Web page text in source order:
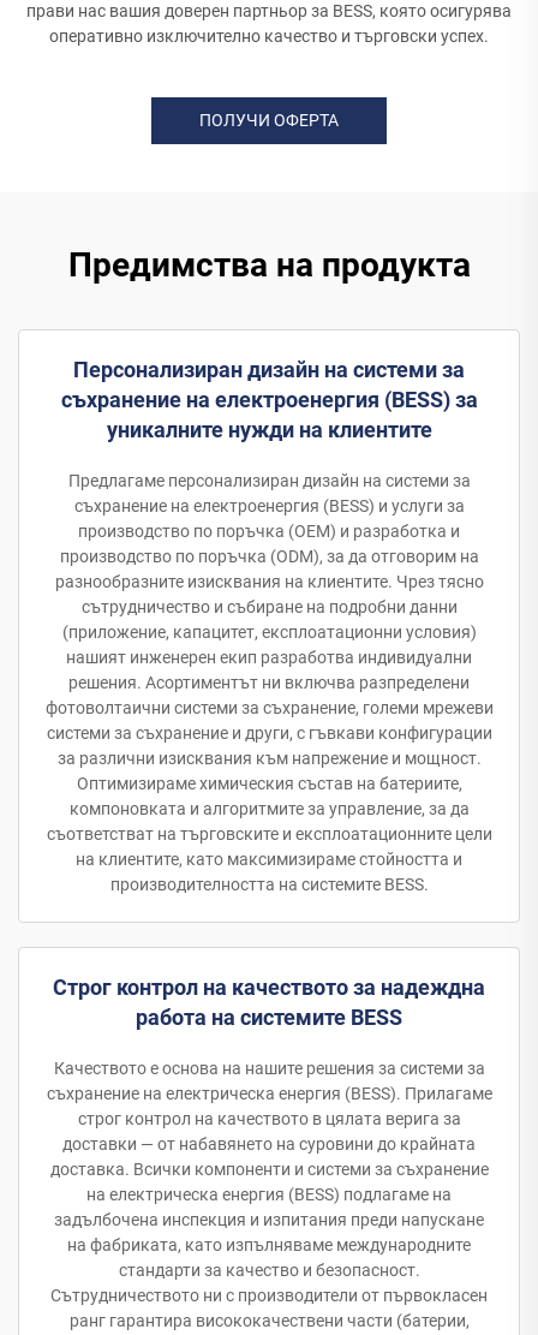
прави нас вашия доверен партньор за BESS, която осигурява
оперативно изключително качество и търговски успех.
ПОЛУЧИ ОФЕРТА
Предимства на продукта
Персонализиран дизайн на системи за
съхранение на електроенергия (BESS) за
уникалните нужди на клиентите
Предлагаме персонализиран дизайн на системи за
съхранение на електроенергия (BESS) и услуги за
производство по поръчка (OEM) и разработка и
производство по поръчка (ODM), за да отговорим на
разнообразните изисквания на клиентите. Чрез тясно
сътрудничество и събиране на подробни данни
(приложение, капацитет, експлоатационни условия)
нашият инженерен екип разработва индивидуални
решения. Асортиментът ни включва разпределени
фотоволтаични системи за съхранение, големи мрежеви
системи за съхранение и други, с гъвкави конфигурации
за различни изисквания към напрежение и мощност.
Оптимизираме химическия състав на батериите,
компоновката и алгоритмите за управление, за да
съответстват на търговските и експлоатационните цели
на клиентите, като максимизираме стойността и
производителността на системите BESS.
Строг контрол на качеството за надеждна
работа на системите BESS
Качеството е основа на нашите решения за системи за
съхранение на електрическа енергия (BESS). Прилагаме
строг контрол на качеството в цялата верига за
доставки — от набавянето на суровини до крайната
доставка. Всички компоненти и системи за съхранение
на електрическа енергия (BESS) подлагаме на
задълбочена инспекция и изпитания преди напускане
на фабриката, като изпълняваме международните
стандарти за качество и безопасност.
Сътрудничеството ни с производители от първокласен
ранг гарантира висококачествени части (батерии,